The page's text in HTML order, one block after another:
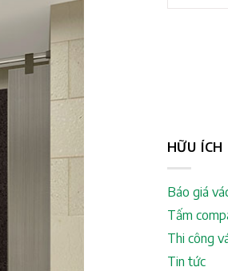
HỮU ÍCH
Báo giá
Tấm
Thi công
Tin tức